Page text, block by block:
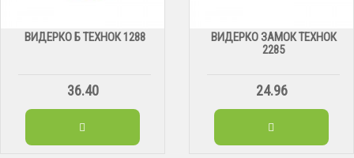
ВИДЕРКО Б ТЕХНОК 1288
36.40
ВИДЕРКО ЗАМОК ТЕХНОК
2285
24.96